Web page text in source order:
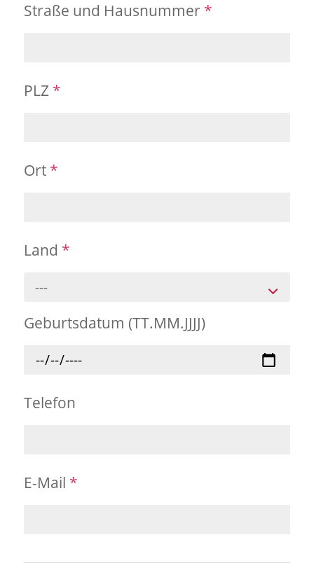
Straße und Hausnummer *
PLZ *
Ort *
Land *
---
Geburtsdatum (TT.MM.JJJJ)
Telefon
E-Mail *